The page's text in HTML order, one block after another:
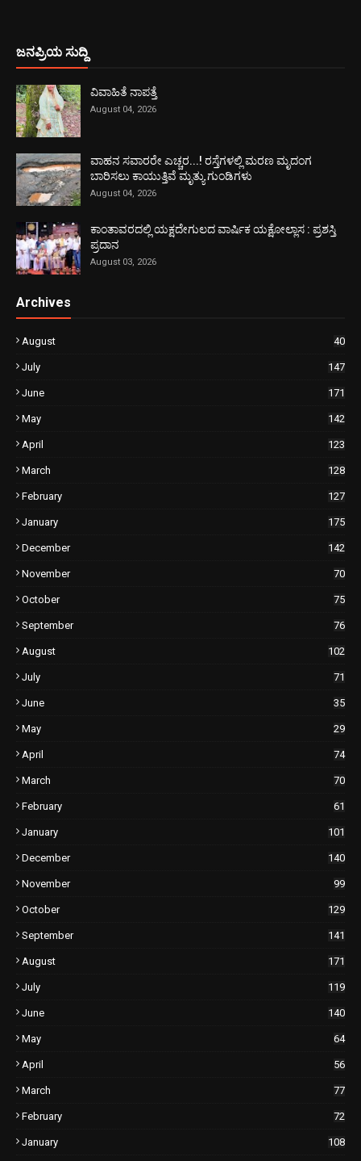
ಜನಪ್ರಿಯ ಸುದ್ದಿ
ವಿವಾಹಿತೆ ನಾಪತ್ತೆ
August 04, 2026
ವಾಹನ ಸವಾರರೇ ಎಚ್ಚರ...! ರಸ್ತೆಗಳಲ್ಲಿ ಮರಣ ಮೃದಂಗ
ಬಾರಿಸಲು ಕಾಯುತ್ತಿವೆ ಮೃತ್ಯು ಗುಂಡಿಗಳು
August 04, 2026
ಕಾಂತಾವರದಲ್ಲಿ ಯಕ್ಷದೇಗುಲದ ವಾರ್ಷಿಕ ಯಕ್ಷೋಲ್ಲಾಸ : ಪ್ರಶಸ್ತಿ
ಪ್ರದಾನ
August 03, 2026
Archives
August 40
July 147
June 171
May 142
April 123
March 128
February 127
January 175
December 142
November 70
October 75
September 76
August 102
July 71
June 35
May 29
April 74
March 70
February 61
January 101
December 140
November 99
October 129
September 141
August 171
July 119
June 140
May 64
April 56
March 77
February 72
January 108